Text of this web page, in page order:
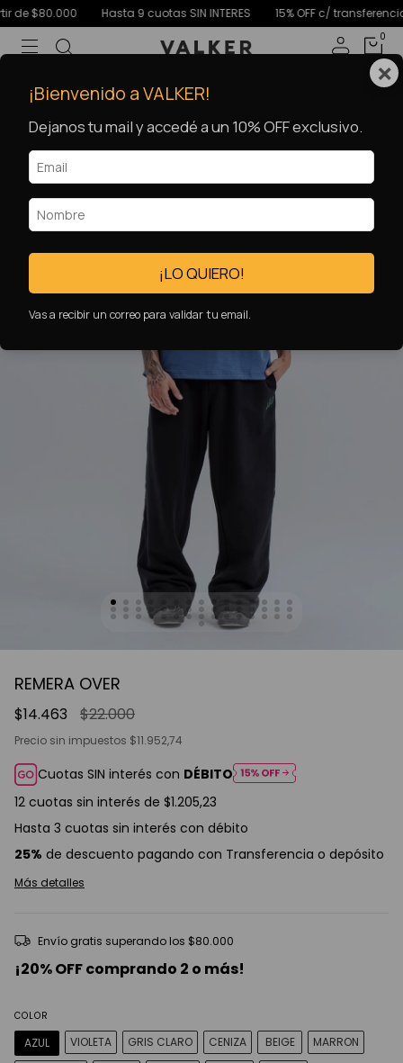
$80.000 Hasta 9 cuotas SIN INTERES 15% OFF c/ transferencia
0
😎 2x $35.000
REMERA OVER
$14.463 $22.000
Precio sin impuestos $11.952,74
Cuotas SIN interés con DÉBITO
12 cuotas sin interés de $1.205,23
Hasta 3 cuotas sin interés con débito
25% de descuento pagando con Transferencia o depósito
Más detalles
Envío gratis superando los $80.000
¡20% OFF comprando 2 o más!
COLOR
AZUL VIOLETA GRIS CLARO CENIZA BEIGE
MARRON
×
¡Bienvenido a VALKER!
Dejanos tu mail y accedé a un 10% OFF exclusivo.
¡LO QUIERO!
Vas a recibir un correo para validar tu email.